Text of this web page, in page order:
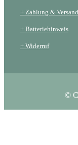
+ Zahlung & Versand
+ Batteriehinweis
+ Widerruf
©